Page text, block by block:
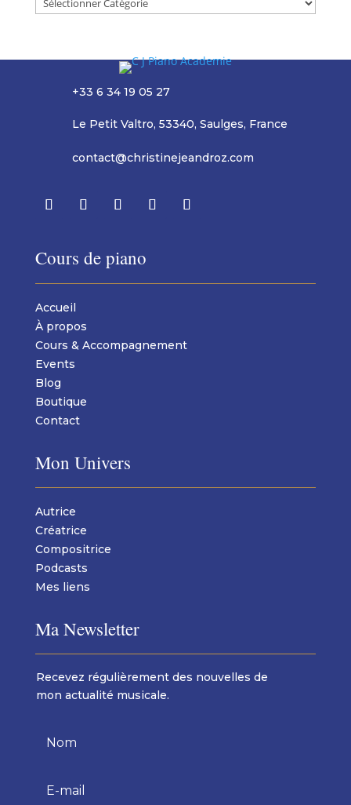
+33 6 34 19 05 27
Le Petit Valtro, 53340, Saulges, France
contact@christinejeandroz.com
Cours de piano
Accueil
À propos
Cours & Accompagnement
Events
Blog
Boutique
Contact
Mon Univers
Autrice
Créatrice
Compositrice
Podcasts
Mes liens
Ma Newsletter
Recevez régulièrement des nouvelles de
mon actualité musicale.